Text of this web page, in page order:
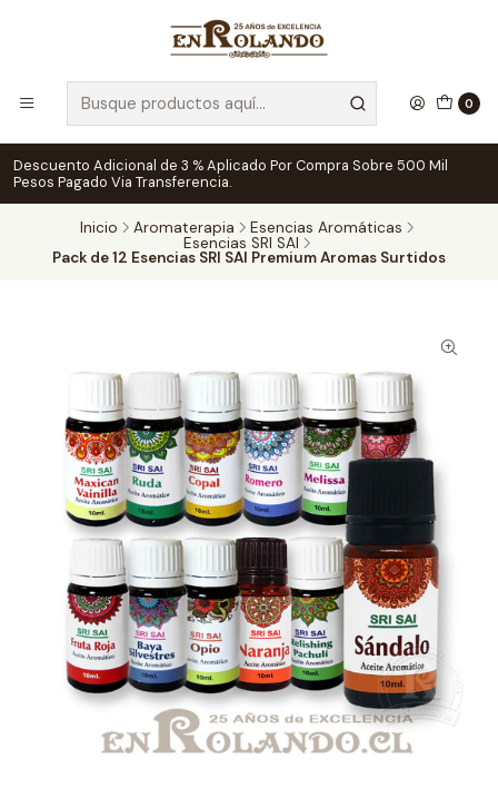
0
Descuento Adicional de 3 % Aplicado Por Compra Sobre 500 Mil
Pesos Pagado Via Transferencia.
Inicio Aromaterapia
Esencias Aromáticas
Esencias SRI SAI
Pack de 12 Esencias SRI SAI Premium Aromas Surtidos